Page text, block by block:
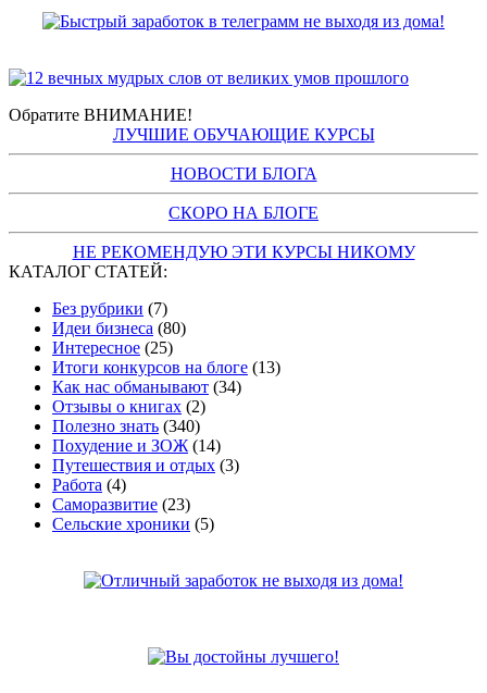
Обратите ВНИМАНИЕ!
ЛУЧШИЕ ОБУЧАЮЩИЕ КУРСЫ
НОВОСТИ БЛОГА
СКОРО НА БЛОГЕ
НЕ РЕКОМЕНДУЮ ЭТИ КУРСЫ НИКОМУ
КАТАЛОГ СТАТЕЙ:
Без рубрики (7)
Идеи бизнеса (80)
Интересное (25)
Итоги конкурсов на блоге (13)
Как нас обманывают (34)
Отзывы о книгах (2)
Полезно знать (340)
Похудение и ЗОЖ (14)
Путешествия и отдых (3)
Работа (4)
Саморазвитие (23)
Сельские хроники (5)